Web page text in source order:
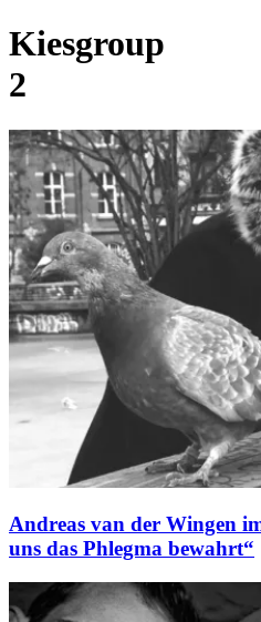
Kiesgroup
2
Andreas van der Wingen
uns das Phlegma bewahrt“